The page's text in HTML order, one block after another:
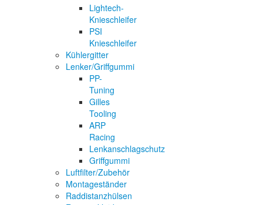
Lightech-
Knieschleifer
PSI
Knieschleifer
Kühlergitter
Lenker/Griffgummi
PP-
Tuning
Gilles
Tooling
ARP
Racing
Lenkanschlagschutz
Griffgummi
Luftfilter/Zubehör
Montageständer
Raddistanzhülsen